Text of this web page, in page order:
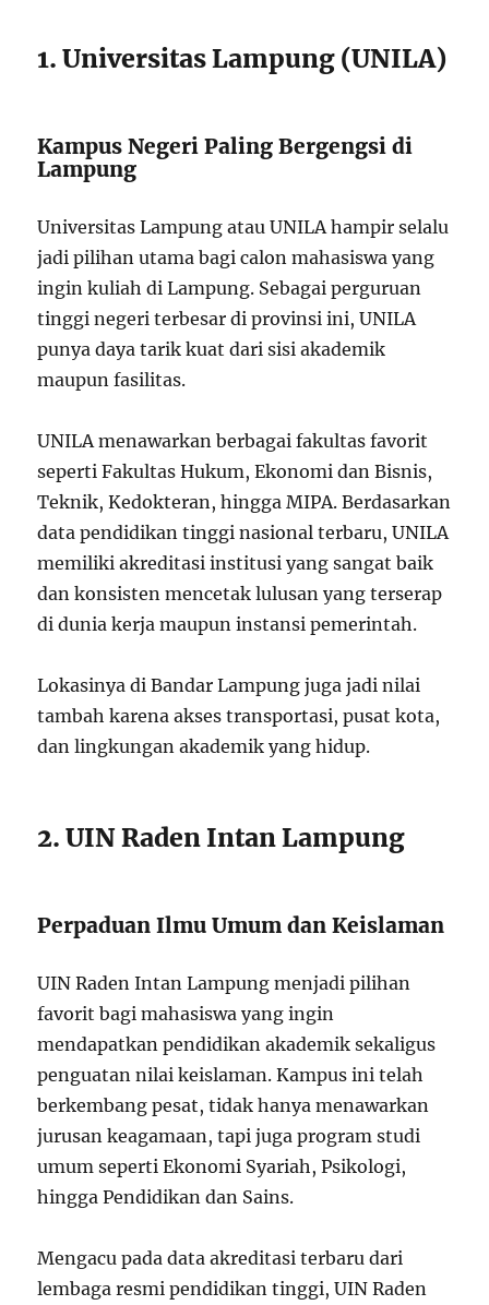
1. Universitas Lampung (UNILA)
Kampus Negeri Paling Bergengsi di
Lampung
Universitas Lampung atau UNILA hampir selalu
jadi pilihan utama bagi calon mahasiswa yang
ingin kuliah di Lampung. Sebagai perguruan
tinggi negeri terbesar di provinsi ini, UNILA
punya daya tarik kuat dari sisi akademik
maupun fasilitas.
UNILA menawarkan berbagai fakultas favorit
seperti Fakultas Hukum, Ekonomi dan Bisnis,
Teknik, Kedokteran, hingga MIPA. Berdasarkan
data pendidikan tinggi nasional terbaru, UNILA
memiliki akreditasi institusi yang sangat baik
dan konsisten mencetak lulusan yang terserap
di dunia kerja maupun instansi pemerintah.
Lokasinya di Bandar Lampung juga jadi nilai
tambah karena akses transportasi, pusat kota,
dan lingkungan akademik yang hidup.
2. UIN Raden Intan Lampung
Perpaduan Ilmu Umum dan Keislaman
UIN Raden Intan Lampung menjadi pilihan
favorit bagi mahasiswa yang ingin
mendapatkan pendidikan akademik sekaligus
penguatan nilai keislaman. Kampus ini telah
berkembang pesat, tidak hanya menawarkan
jurusan keagamaan, tapi juga program studi
umum seperti Ekonomi Syariah, Psikologi,
hingga Pendidikan dan Sains.
Mengacu pada data akreditasi terbaru dari
lembaga resmi pendidikan tinggi, UIN Raden